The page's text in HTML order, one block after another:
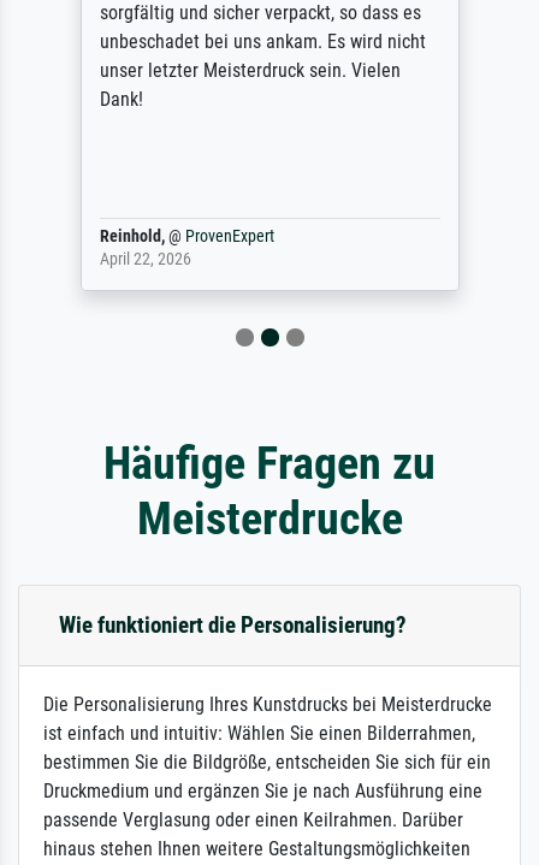
sorgfältig und sicher verpackt, so dass es
unbeschadet bei uns ankam. Es wird nicht
unser letzter Meisterdruck sein. Vielen
Dank!
Reinhold,@ ProvenExpert
April 22, 2026
Häufige Fragen zu
Meisterdrucke
Wie funktioniert die Personalisierung?
Die Personalisierung Ihres Kunstdrucks bei Meisterdrucke
ist einfach und intuitiv: Wählen Sie einen Bilderrahmen,
bestimmen Sie die Bildgröße, entscheiden Sie sich für ein
Druckmedium und ergänzen Sie je nach Ausführung eine
passende Verglasung oder einen Keilrahmen. Darüber
hinaus stehen Ihnen weitere Gestaltungsmöglichkeiten